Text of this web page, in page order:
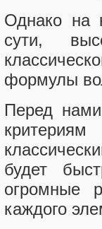
Однако на
сути,
формулы
Перед
будет
огромные
каждого